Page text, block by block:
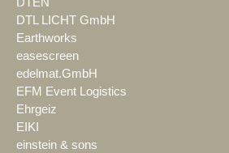
DTL LICHT GmbH
Earthworks
easescreen
edelmat.GmbH
EFM Event Logistics
Ehrgeiz
EIKI
einstein & sons